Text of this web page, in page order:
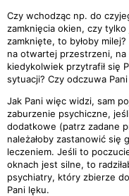
Czy wchodząc np. do
zamknięcia okien, czy
zamknięte, to byłoby
na otwartej przestrzeni,
kiedykolwiek przytrafił się
sytuacji? Czy odczuwa
Jak Pani więc widzi, sam
zaburzenie psychiczne,
dodatkowe (patrz zadane
należałoby zastanowić się
leczeniem. Jeśli to
oknach jest silne, to
psychiatry, który zbierze
Pani lęku.